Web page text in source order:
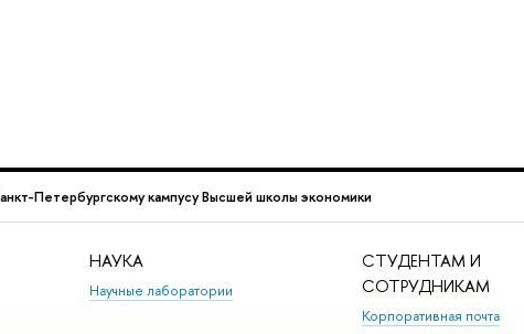
Петербургскому кампусу Высшей школы экономики
НАУКА
Научные лаборатории
СТУДЕНТАМ И
СОТРУДНИКАМ
Корпоративная почта